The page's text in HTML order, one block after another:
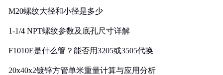
M20螺纹大径和小径是多少
1-1/4 NPT螺纹参数及底孔尺寸详解
F1010E是什么管？能否用3205或3505代换
20x40x2镀锌方管单米重量计算与应用分析